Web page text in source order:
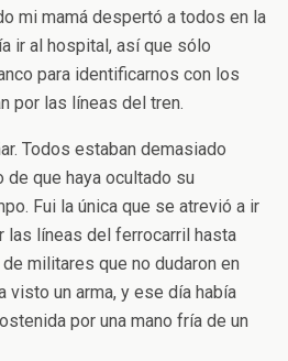
mi mamá despertó a todos en la
ir al hospital, así que sólo
para identificarnos con los
por las líneas del tren.
Todos estaban demasiado
de que haya ocultado su
Fui la única que se atrevió a ir
las líneas del ferrocarril hasta
militares que no dudaron en
visto un arma, y ese día había
por una mano fría de un